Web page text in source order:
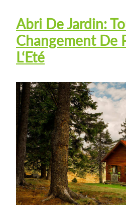
Abri De Jardin:
Changement De
L‘Eté